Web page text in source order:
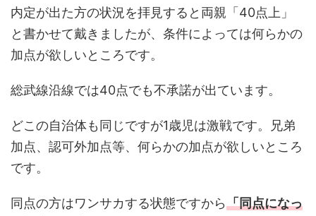
内定が出た方の状況を拝見すると両親「40点上」
と書かせて戴きましたが、条件によっては何らかの
加点が欲しいところです。
総武線沿線では40点でも不承諾が出ています。
どこの自治体も同じですが1歳児は激戦です。兄弟
加点、認可外加点等、何らかの加点が欲しいところ
です。
同点の方はワンサカする状態ですから「同点になっ